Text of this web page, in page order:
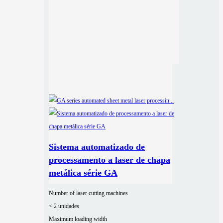
Sistema automatizado de
processamento a laser de chapa
metálica série GA
Number of laser cutting machines
< 2 unidades
Maximum loading width